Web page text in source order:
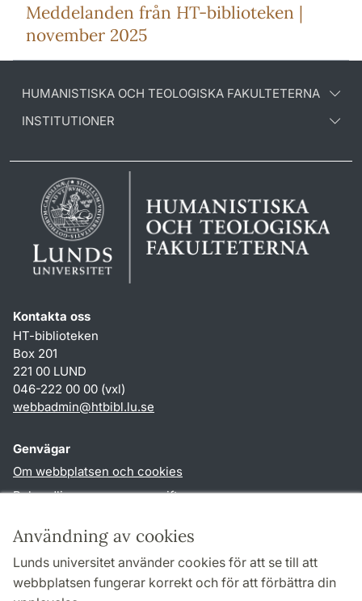
Användning av cookies
Lunds universitet använder cookies för att se till att
webbplatsen fungerar korrekt och för att förbättra din
Meddelanden från HT-biblioteken |
november 2025
HUMANISTISKA OCH TEOLOGISKA FAKULTETERNA
INSTITUTIONER
Kontakta oss
HT-biblioteken
Box 201
221 00 LUND
046-222 00 00 (vxl)
webbadmin@htbibl.lu.se
Genvägar
Om webbplatsen och cookies
Behandling av personuppgifter
TYPO3-login
Följ oss i sociala medier